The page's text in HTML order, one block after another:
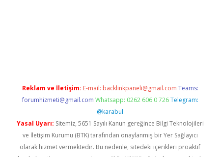
Reklam ve İletişim: E-mail: backlinkpaneli@gmail.com Teams:
forumhizmeti@gmail.com Whatsapp: 0262 606 0 726 Telegram:
@karabul
Yasal Uyarı: Sitemiz, 5651 Sayılı Kanun gereğince Bilgi Teknolojileri
ve İletişim Kurumu (BTK) tarafından onaylanmış bir Yer Sağlayıcı
olarak hizmet vermektedir. Bu nedenle, sitedeki içerikleri proaktif